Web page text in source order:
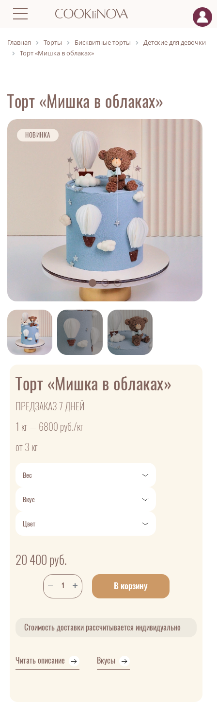
Главная Торты Бисквитные торты
Детские для девочки
Торт «Мишка в облаках»
Торт «Мишка в облаках»
НОВИНКА
Торт «Мишка в облаках»
ПРЕДЗАКАЗ 7 ДНЕЙ
1 кг — 6800 руб./кг
от 3 кг
Вес
Вкус
Цвет
20 400 руб.
В корзину
Стоимость доставки рассчитывается индивидуально
Читать описание Вкусы